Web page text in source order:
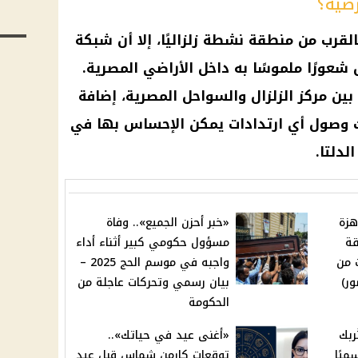
من منطقة نشطة زلزاليًا، إلا أن شبكة
ملموسًا به داخل الأراضي المصرية.
مركزالزلزال والسواحل المصرية، إضافة
وصول أي ارتدادات يمكن الإحساس بها في
الدلتا.
من
«خبر أحزن الجميع».. وفاة
مسؤول حكومي كبير أثناء أداء
واجبه في موسم الحج 2025 –
بيان رسمي وتحركات عاجلة من
الحكومة
2025 تُربك
«أغنى عيد في حياتك»..